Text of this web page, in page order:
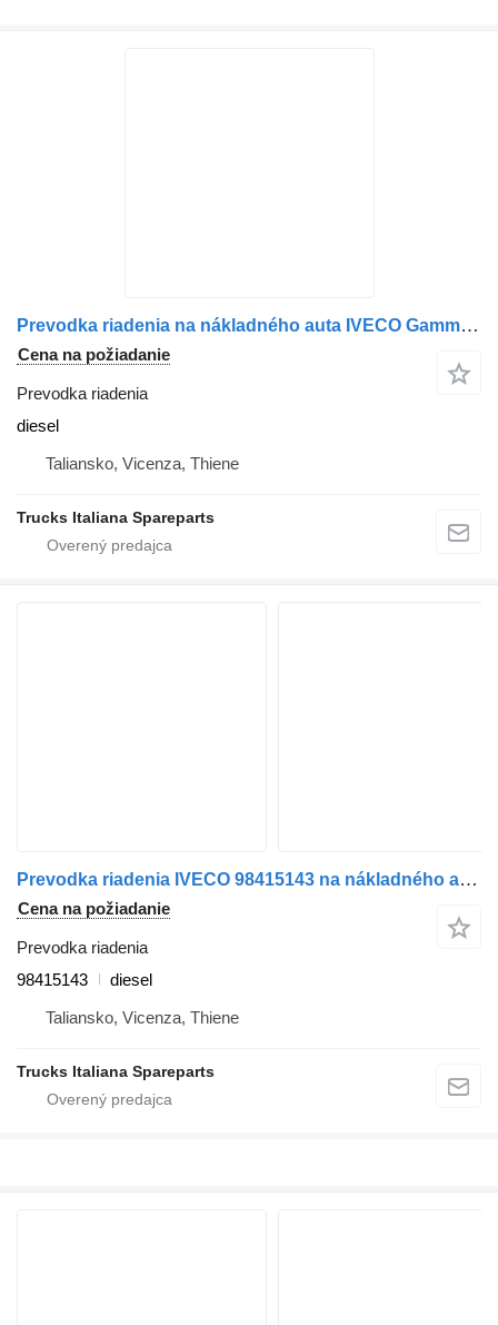
Prevodka riadenia na nákladného auta IVECO Gamma Zeta
Cena na požiadanie
Prevodka riadenia
diesel
Taliansko, Vicenza, Thiene
Trucks Italiana Spareparts
Prevodka riadenia IVECO 98415143 na nákladného auta IVECO EUROCARGO 1994>2000
Cena na požiadanie
Prevodka riadenia
98415143
diesel
Taliansko, Vicenza, Thiene
Trucks Italiana Spareparts